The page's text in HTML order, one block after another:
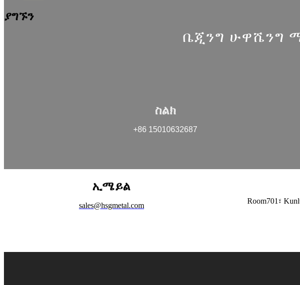
ያግኙን
ቤጂንግ ሁዋሼንግ
ስልክ
+86 15010632687
ኢሜይል
sales@hsgmetal.com
Room701፣